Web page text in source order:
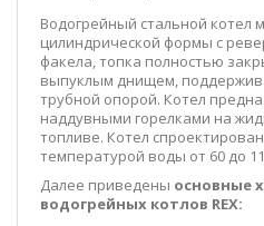
Водогрейный стальной котел
цилиндрической формы с
факела, топка полностью
выпуклым днищем,
трубной опорой. Котел
наддувными горелками на
топливе. Котел
температурой воды от 60 до
Далее приведены основные
водогрейных котлов REX: